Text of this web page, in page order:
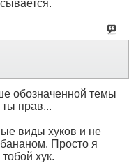
обозначенной темы
ты прав...
виды хуков и не
Просто я
хук.